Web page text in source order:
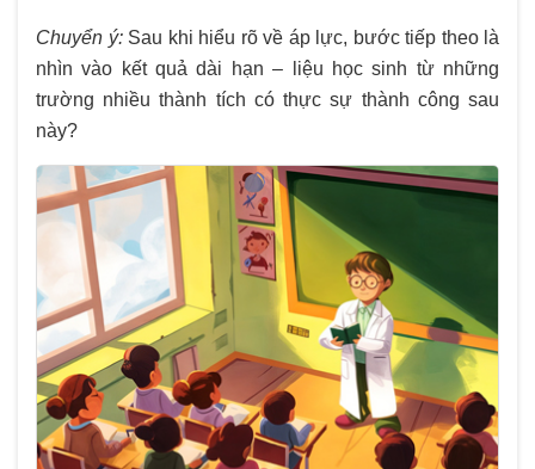
Chuyển ý:Sau khi hiểu rõ về áp lực, bước tiếp theo là
nhìn vào kết quả dài hạn – liệu học sinh từ những
trường nhiều thành tích có thực sự thành công sau
này?